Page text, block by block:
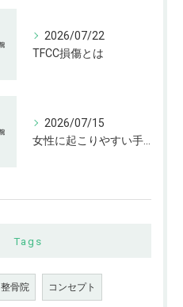
2026/07/22
TFCC損傷とは
2026/07/15
Tags
整骨院 コンセプト